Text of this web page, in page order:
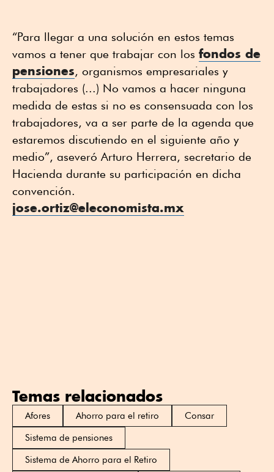
“Para llegar a una solución en estos temas
vamos a tener que trabajar con los fondos de
pensiones, organismos empresariales y
trabajadores (...) No vamos a hacer ninguna
medida de estas si no es consensuada con los
trabajadores, va a ser parte de la agenda que
estaremos discutiendo en el siguiente año y
medio”, aseveró Arturo Herrera, secretario de
Hacienda durante su participación en dicha
convención.
jose.ortiz@eleconomista.mx
Temas relacionados
Afores Ahorro para el retiro
Consar
Sistema de pensiones
Sistema de Ahorro para el Retiro